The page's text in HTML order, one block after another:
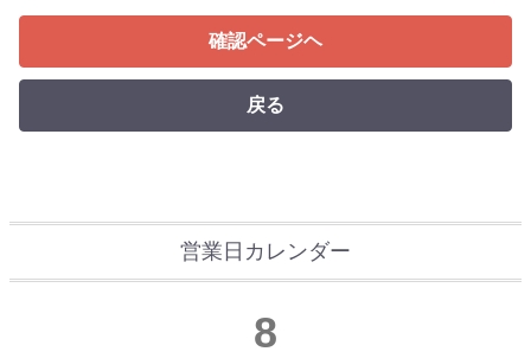
確認ページヘ
戻る
営業日カレンダー
8